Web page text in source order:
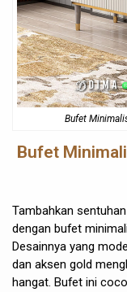
Bufet
Bufet
Tambahkan
dengan bufet
Desainnya yang
dan aksen gold
hangat. Bufet ini